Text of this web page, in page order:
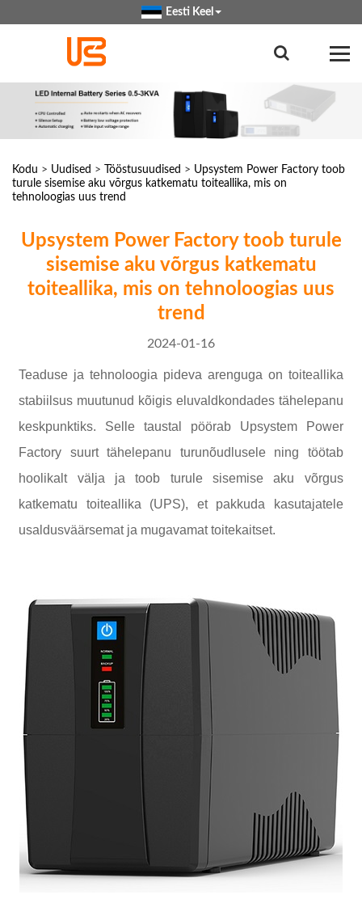
Eesti Keel
Kodu > Uudised > Tööstusuudised > Upsystem Power Factory toob
turule sisemise aku võrgus katkematu toiteallika, mis on
tehnoloogias uus trend
Upsystem Power Factory toob turule
sisemise aku võrgus katkematu
toiteallika, mis on tehnoloogias uus
trend
2024-01-16
Teaduse ja tehnoloogia pideva arenguga on toiteallika
stabiilsus muutunud kõigis eluvaldkondades tähelepanu
keskpunktiks. Selle taustal pöörab Upsystem Power
Factory suurt tähelepanu turunõudlusele ning töötab
hoolikalt välja ja toob turule sisemise aku võrgus
katkematu toiteallika (UPS), et pakkuda kasutajatele
usaldusväärsemat ja mugavamat toitekaitset.